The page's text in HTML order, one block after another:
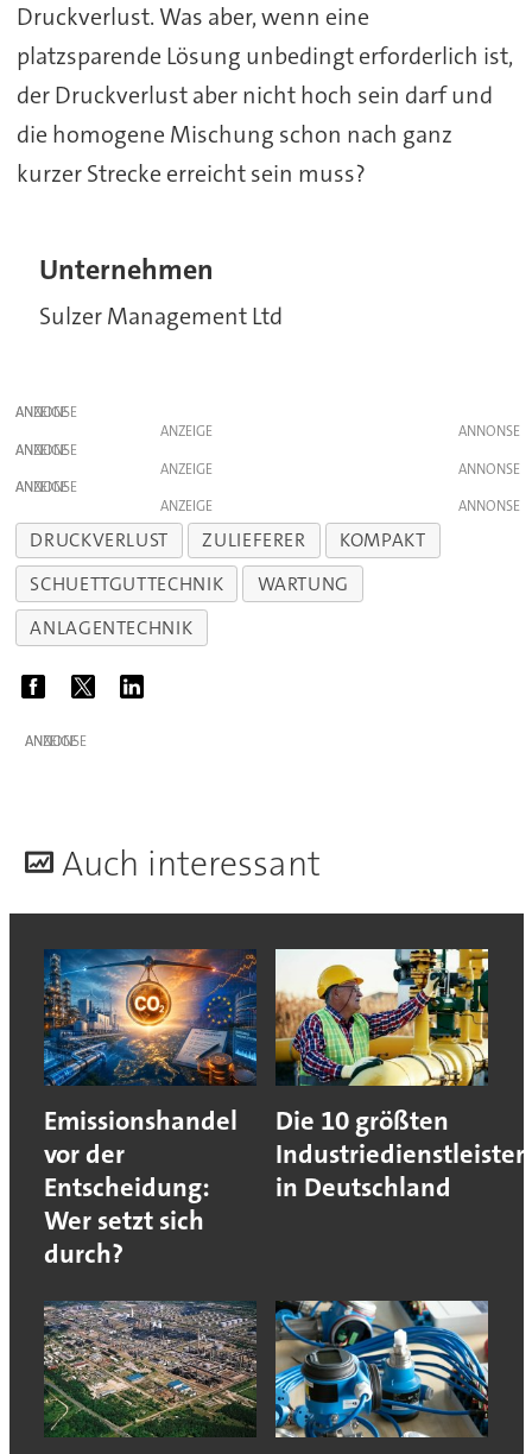
Druckverlust. Was aber, wenn eine
platzsparende Lösung unbedingt erforderlich ist,
der Druckverlust aber nicht hoch sein darf und
die homogene Mischung schon nach ganz
kurzer Strecke erreicht sein muss?
Unternehmen
Sulzer Management Ltd
ANZEIGE
ANZEIGE
ANZEIGE
ANZEIGE
ANZEIGE
ANZEIGE
DRUCKVERLUST ZULIEFERER
KOMPAKT
SCHUETTGUTTECHNIK
WARTUNG
ANLAGENTECHNIK
ANZEIGE
Auch interessant
Emissionshandel
vor der
Entscheidung:
Wer setzt sich
durch?
Die 10 größten
Industriedienstleister
in Deutschland